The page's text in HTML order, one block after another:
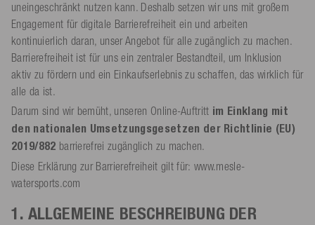
uneingeschränkt nutzen kann. Deshalb setzen wir uns mit großem
Engagement für digitale Barrierefreiheit ein und arbeiten
kontinuierlich daran, unser Angebot für alle zugänglich zu machen.
Barrierefreiheit ist für uns ein zentraler Bestandteil, um Inklusion
aktiv zu fördern und ein Einkaufserlebnis zu schaffen, das wirklich für
alle da ist.
Darum sind wir bemüht, unseren Online-Auftritt im Einklang mit
den nationalen Umsetzungsgesetzen der Richtlinie (EU)
2019/882 barrierefrei zugänglich zu machen.
Diese Erklärung zur Barrierefreiheit gilt für: www.mesle-
watersports.com
1. ALLGEMEINE BESCHREIBUNG DER